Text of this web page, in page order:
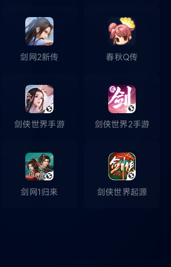
剑网2新传 春秋Q传
剑侠世界手游 剑侠世界2手游
剑网1归来 剑侠世界起源